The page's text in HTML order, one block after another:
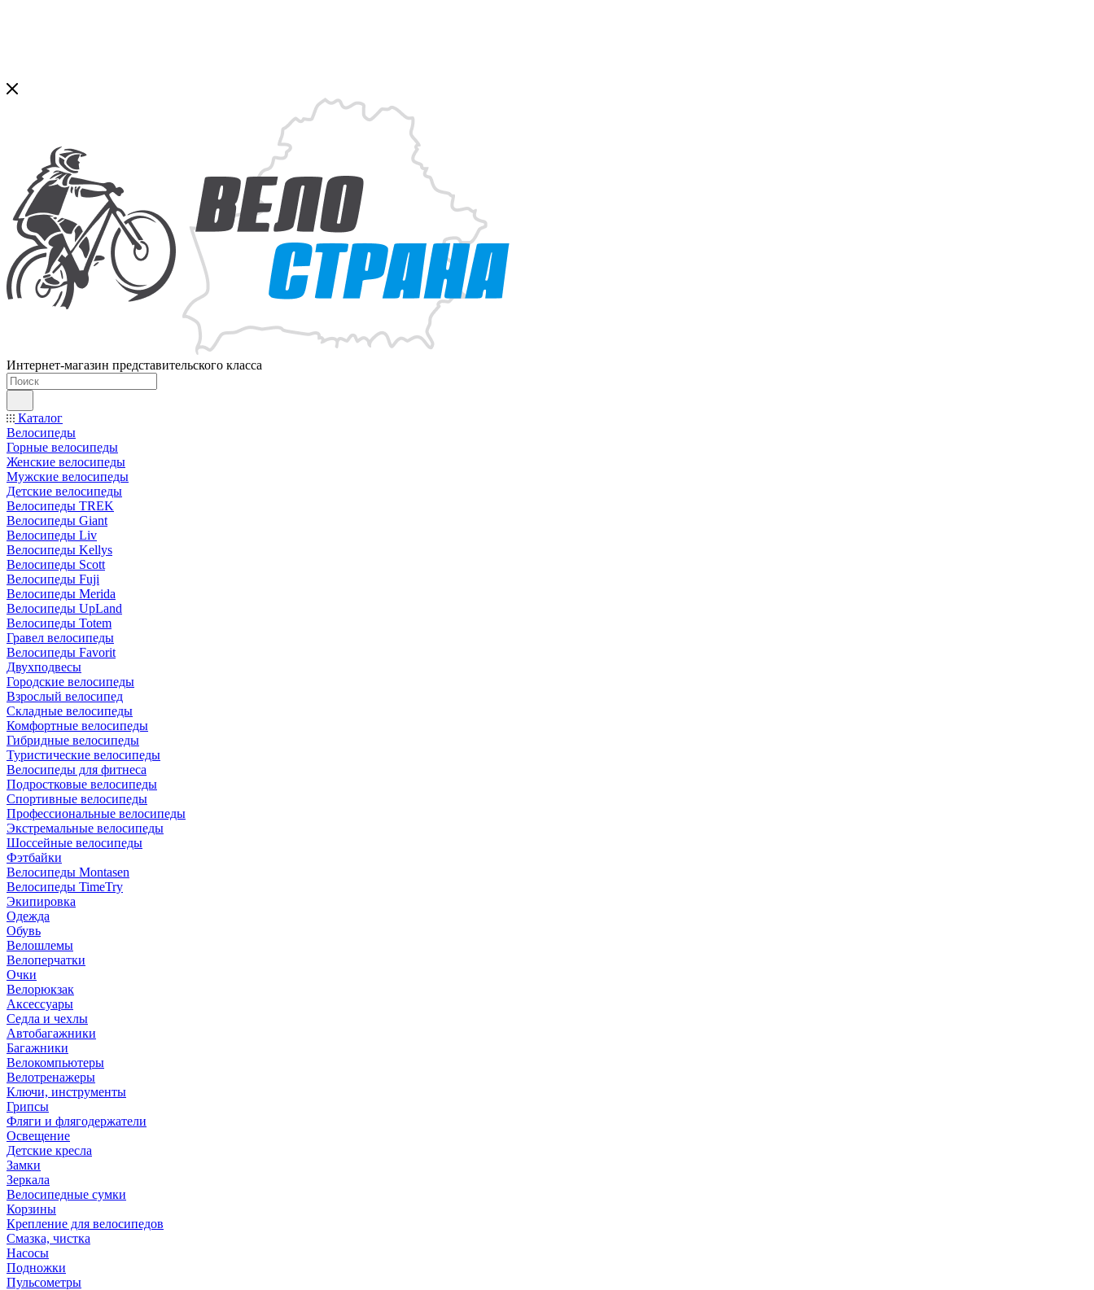
Интернет-магазин представительского класса
Каталог
Велосипеды
Горные велосипеды
Женские велосипеды
Мужские велосипеды
Детские велосипеды
Велосипеды TREK
Велосипеды Giant
Велосипеды Liv
Велосипеды Kellys
Велосипеды Scott
Велосипеды Fuji
Велосипеды Merida
Велосипеды UpLand
Велосипеды Totem
Гравел велосипеды
Велосипеды Favorit
Двухподвесы
Городские велосипеды
Взрослый велосипед
Складные велосипеды
Комфортные велосипеды
Гибридные велосипеды
Туристические велосипеды
Велосипеды для фитнеса
Подростковые велосипеды
Спортивные велосипеды
Профессиональные велосипеды
Экстремальные велосипеды
Шоссейные велосипеды
Фэтбайки
Велосипеды Montasen
Велосипеды TimeTry
Экипировка
Одежда
Обувь
Велошлемы
Велоперчатки
Очки
Велорюкзак
Аксессуары
Седла и чехлы
Автобагажники
Багажники
Велокомпьютеры
Велотренажеры
Ключи, инструменты
Грипсы
Фляги и флягодержатели
Освещение
Детские кресла
Замки
Зеркала
Велосипедные сумки
Корзины
Крепление для велосипедов
Смазка, чистка
Насосы
Подножки
Пульсометры